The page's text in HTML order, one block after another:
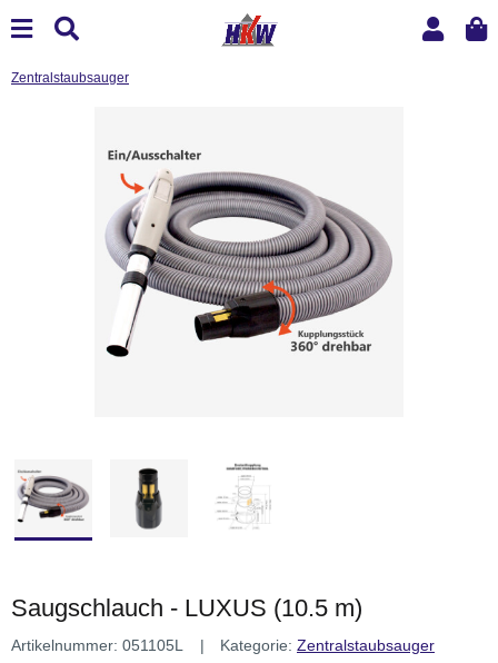
Zentralstaubsauger
Saugschlauch - LUXUS (10.5 m)
Artikelnummer: 051105L Kategorie: Zentralstaubsauger